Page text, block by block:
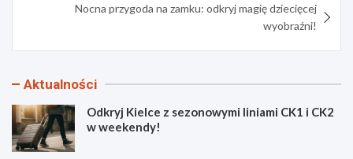
Nocna przygoda na zamku: odkryj magię dziecięcej
wyobraźni!
Aktualności
Odkryj Kielce z sezonowymi liniami CK1 i CK2
w weekendy!